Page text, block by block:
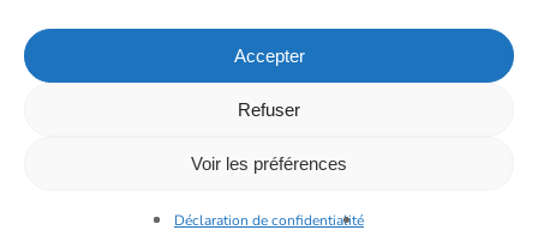
Accepter
Refuser
Voir les préférences
Déclaration de confidentialité